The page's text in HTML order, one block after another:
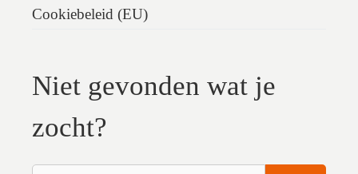
Cookiebeleid (EU)
Niet gevonden wat je
zocht?